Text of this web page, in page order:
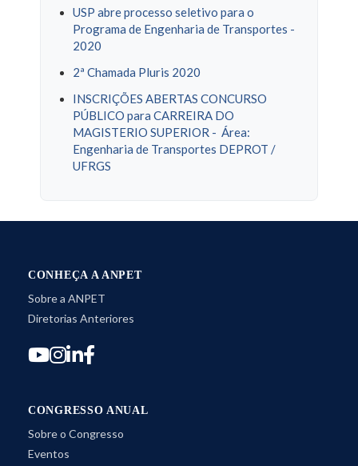
USP abre processo seletivo para o
Programa de Engenharia de Transportes -
2020
2ª Chamada Pluris 2020
INSCRIÇÕES ABERTAS CONCURSO
PÚBLICO para CARREIRA DO
MAGISTERIO SUPERIOR - Área:
Engenharia de Transportes DEPROT /
UFRGS
CONHEÇA A ANPET
Sobre a ANPET
Diretorias Anteriores
CONGRESSO ANUAL
Sobre o Congresso
Eventos